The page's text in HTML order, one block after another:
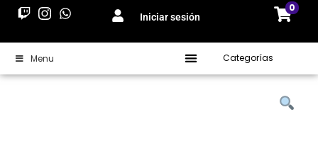
Iniciar sesión
0
Menu Categorías